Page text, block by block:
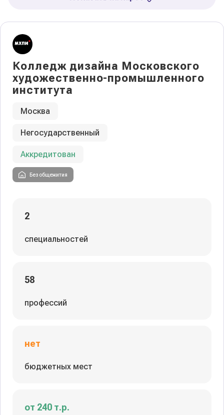
Колледж дизайна Московского
художественно-промышленного
института
Москва
Негосударственный
Аккредитован
Без общежития
2
специальностей
58
профессий
нет
бюджетных мест
от 240 т.р.